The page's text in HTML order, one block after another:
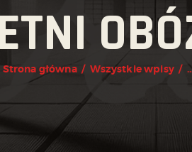
Strona główna Wszystkie wpisy
GRAFIK
ZAPISY
KONTAKT